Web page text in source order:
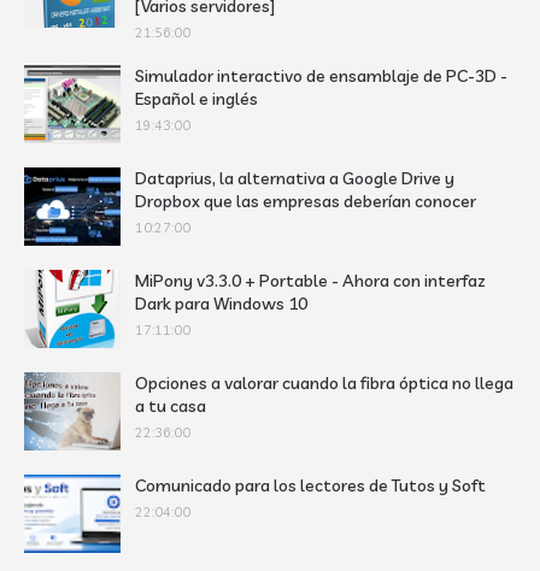
[Varios servidores]
21:56:00
Simulador interactivo de ensamblaje de PC-3D -
Español e inglés
19:43:00
Dataprius, la alternativa a Google Drive y
Dropbox que las empresas deberían conocer
10:27:00
MiPony v3.3.0 + Portable - Ahora con interfaz
Dark para Windows 10
17:11:00
Opciones a valorar cuando la fibra óptica no llega
a tu casa
22:36:00
Comunicado para los lectores de Tutos y Soft
22:04:00